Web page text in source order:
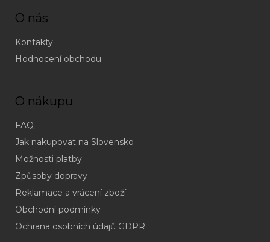
O nás
Kontakty
Hodnocení obchodu
O nákupu
FAQ
Jak nakupovat na Slovensko
Možnosti platby
Způsoby dopravy
Reklamace a vrácení zboží
Obchodní podmínky
Ochrana osobních údajů GDPR
(odpověď
do